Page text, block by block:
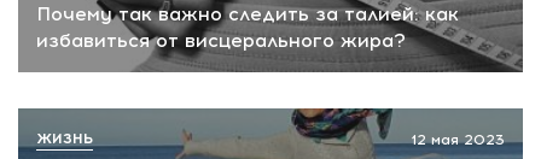
Почему так важно следить за талией: как
избавиться от висцерального жира?
12 мая 2023
ЖИЗНЬ